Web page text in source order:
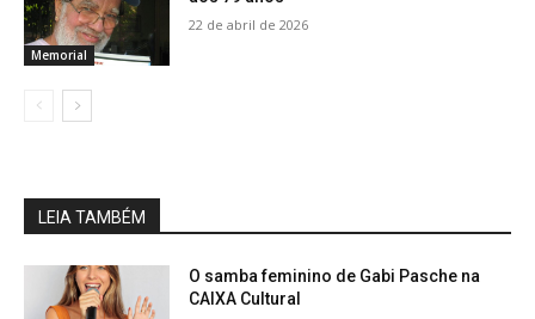
Memorial
22 de abril de 2026
LEIA TAMBÉM
O samba feminino de Gabi Pasche na
CAIXA Cultural